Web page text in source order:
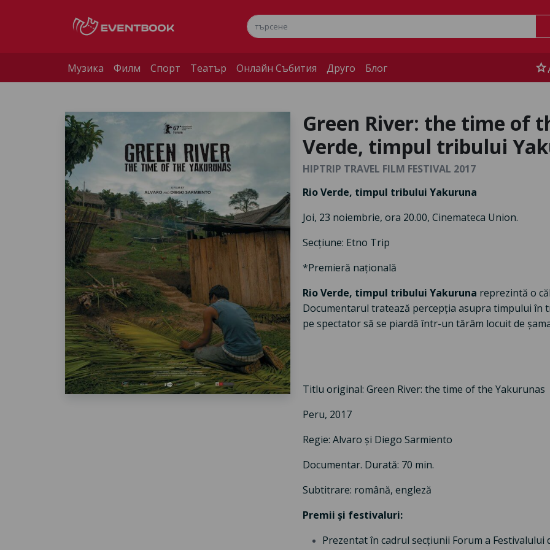
Музика Филм Спорт Театър Онлайн Събития Друго Блог star
Green River: the time of
Verde, timpul tribului
HIPTRIP TRAVEL FILM FESTIVAL 2017
Rio Verde, timpul tribului Yakuruna
Joi, 23 noiembrie, ora 20.00, Cinemateca Union.
Secțiune: Etno Trip
*Premieră națională
Rio Verde, timpul tribului Yakuruna reprezintă o
Documentarul tratează percepția asupra timpului în
pe spectator să se piardă într-un tărâm locuit de
Titlu original: Green River: the time of the Yakurunas
Peru, 2017
Regie: Alvaro și Diego Sarmiento
Documentar. Durată: 70 min.
Subtitrare: română, engleză
Premii și festivaluri:
Prezentat în cadrul secțiunii Forum a Festivalului